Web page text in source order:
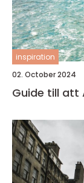
inspiration
02. October 2024
Guide till att